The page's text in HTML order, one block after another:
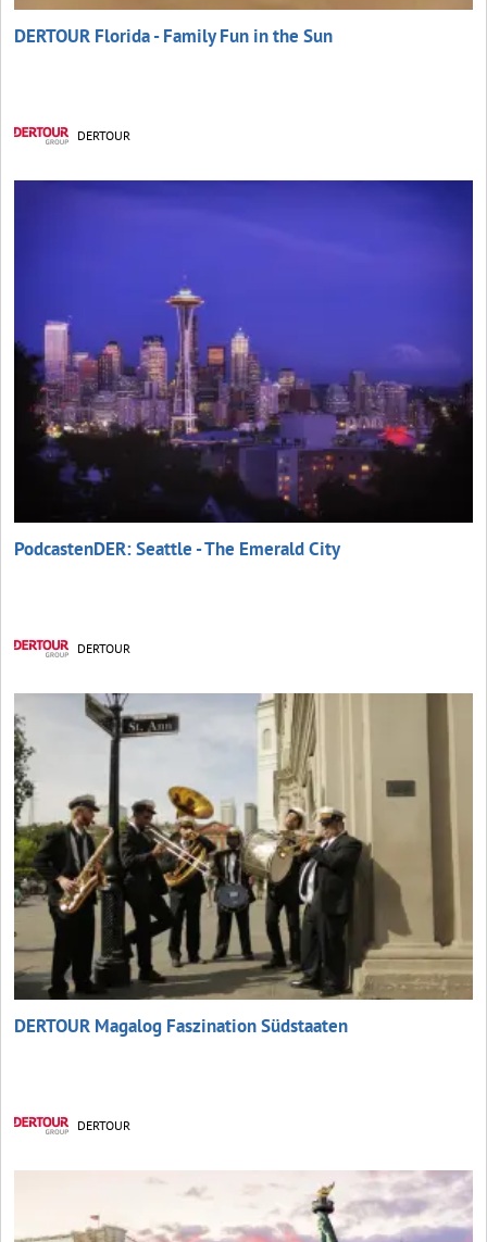
DERTOUR Florida - Family Fun in the Sun
DERTOUR
PodcastenDER: Seattle - The Emerald City
DERTOUR
DERTOUR Magalog Faszination Südstaaten
DERTOUR